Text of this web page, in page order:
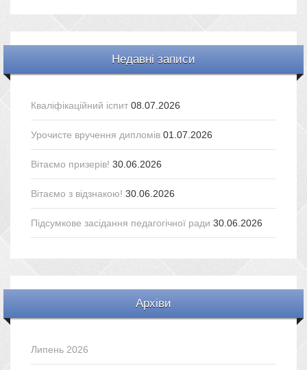
Недавні записи
Кваліфікаційний іспит 08.07.2026
Урочисте вручення дипломів 01.07.2026
Вітаємо призерів! 30.06.2026
Вітаємо з відзнакою! 30.06.2026
Підсумкове засідання педагогічної ради 30.06.2026
Архіви
Липень 2026